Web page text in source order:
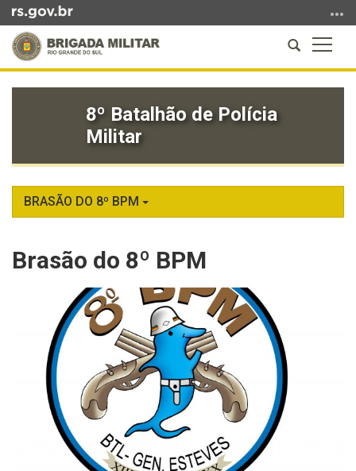
para
conteúdo
busca
a
Abrir
a
busca
8º Batalhão de Polícia
Militar
BRASÃO DO 8º BPM
Brasão do 8º BPM